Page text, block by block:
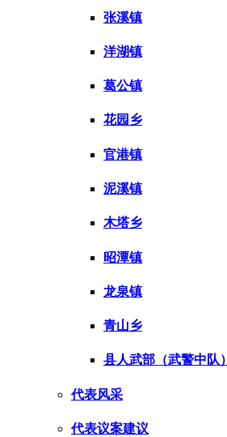
张溪镇
洋湖镇
葛公镇
花园乡
官港镇
泥溪镇
木塔乡
昭潭镇
龙泉镇
青山乡
县人武部（武警中队）
代表风采
代表议案建议